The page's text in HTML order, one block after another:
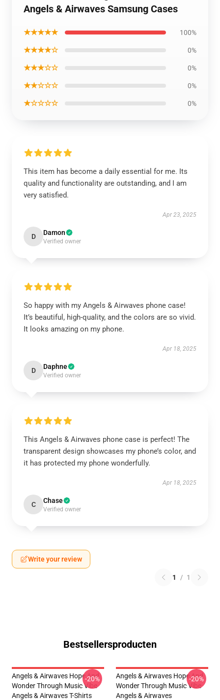
Angels & Airwaves Samsung Cases
★★★★★ 100%
★★★★☆ 0%
★★★☆☆ 0%
★★☆☆☆ 0%
★☆☆☆☆ 0%
This item has become a daily essential for me. Its
quality and functionality are outstanding, and I am
very satisfied.
Apr 23, 2025
D Damon
Verified owner
So happy with my Angels & Airwaves phone case!
It’s beautiful, high-quality, and the colors are so vivid.
It looks amazing on my phone.
Apr 18, 2025
D Daphne
Verified owner
This Angels & Airwaves phone case is perfect! The
transparent design showcases my phone’s color, and
it has protected my phone wonderfully.
Apr 18, 2025
C Chase
Verified owner
Write your review
1 / 1
Bestsellersproducten
Angels & Airwaves Hope And
Wonder Through Music Vibe
Angels & Airwaves T-Shirts
-20%
Angels & Airwaves Hope And
Wonder Through Music Vibe
Angels & Airwaves
-20%